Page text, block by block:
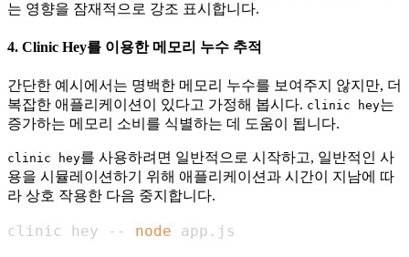
는 영향을 잠재적으로 강조 표시합니다.
4. Clinic Hey를 이용한 메모리 누수 추적
간단한 예시에서는 명백한 메모리 누수를 보여주지 않지만, 더
복잡한 애플리케이션이 있다고 가정해 봅시다. clinic hey는
증가하는 메모리 소비를 식별하는 데 도움이 됩니다.
clinic hey를 사용하려면 일반적으로 시작하고, 일반적인 사
용을 시뮬레이션하기 위해 애플리케이션과 시간이 지남에 따
라 상호 작용한 다음 중지합니다.
clinic hey -- node app.js